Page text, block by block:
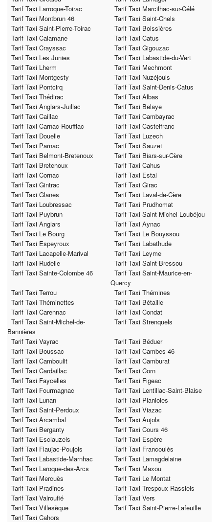
Tarif Taxi Larroque-Toirac
Tarif Taxi Marcilhac-sur-Célé
Tarif Taxi Montbrun 46
Tarif Taxi Saint-Chels
Tarif Taxi Saint-Pierre-Toirac
Tarif Taxi Boissières
Tarif Taxi Calamane
Tarif Taxi Catus
Tarif Taxi Crayssac
Tarif Taxi Gigouzac
Tarif Taxi Les Junies
Tarif Taxi Labastide-du-Vert
Tarif Taxi Lherm
Tarif Taxi Mechmont
Tarif Taxi Montgesty
Tarif Taxi Nuzéjouls
Tarif Taxi Pontcirq
Tarif Taxi Saint-Denis-Catus
Tarif Taxi Thédirac
Tarif Taxi Albas
Tarif Taxi Anglars-Juillac
Tarif Taxi Belaye
Tarif Taxi Caillac
Tarif Taxi Cambayrac
Tarif Taxi Carnac-Rouffiac
Tarif Taxi Castelfranc
Tarif Taxi Douelle
Tarif Taxi Luzech
Tarif Taxi Parnac
Tarif Taxi Sauzet
Tarif Taxi Belmont-Bretenoux
Tarif Taxi Biars-sur-Cère
Tarif Taxi Bretenoux
Tarif Taxi Cahus
Tarif Taxi Cornac
Tarif Taxi Estal
Tarif Taxi Gintrac
Tarif Taxi Girac
Tarif Taxi Glanes
Tarif Taxi Laval-de-Cère
Tarif Taxi Loubressac
Tarif Taxi Prudhomat
Tarif Taxi Puybrun
Tarif Taxi Saint-Michel-Loubéjou
Tarif Taxi Anglars
Tarif Taxi Aynac
Tarif Taxi Le Bourg
Tarif Taxi Le Bouyssou
Tarif Taxi Espeyroux
Tarif Taxi Labathude
Tarif Taxi Lacapelle-Marival
Tarif Taxi Leyme
Tarif Taxi Rudelle
Tarif Taxi Saint-Bressou
Tarif Taxi Sainte-Colombe 46
Tarif Taxi Saint-Maurice-en-
Quercy
Tarif Taxi Terrou
Tarif Taxi Thémines
Tarif Taxi Théminettes
Tarif Taxi Bétaille
Tarif Taxi Carennac
Tarif Taxi Condat
Tarif Taxi Saint-Michel-de-
Bannières
Tarif Taxi Strenquels
Tarif Taxi Vayrac
Tarif Taxi Béduer
Tarif Taxi Boussac
Tarif Taxi Cambes 46
Tarif Taxi Camboulit
Tarif Taxi Camburat
Tarif Taxi Cardaillac
Tarif Taxi Corn
Tarif Taxi Faycelles
Tarif Taxi Figeac
Tarif Taxi Fourmagnac
Tarif Taxi Lentillac-Saint-Blaise
Tarif Taxi Lunan
Tarif Taxi Planioles
Tarif Taxi Saint-Perdoux
Tarif Taxi Viazac
Tarif Taxi Arcambal
Tarif Taxi Aujols
Tarif Taxi Berganty
Tarif Taxi Cours 46
Tarif Taxi Esclauzels
Tarif Taxi Espère
Tarif Taxi Flaujac-Poujols
Tarif Taxi Francoulès
Tarif Taxi Labastide-Marnhac
Tarif Taxi Lamagdelaine
Tarif Taxi Laroque-des-Arcs
Tarif Taxi Maxou
Tarif Taxi Mercuès
Tarif Taxi Le Montat
Tarif Taxi Pradines
Tarif Taxi Trespoux-Rassiels
Tarif Taxi Valroufié
Tarif Taxi Vers
Tarif Taxi Villesèque
Tarif Taxi Saint-Pierre-Lafeuille
Tarif Taxi Cahors